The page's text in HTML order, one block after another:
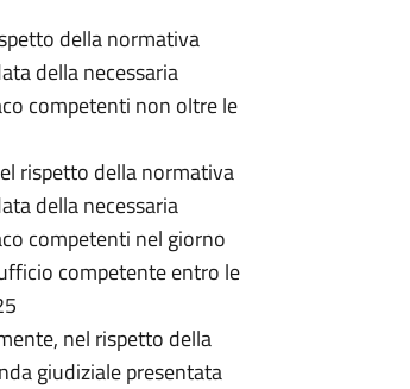
della normativa
della necessaria
competenti non oltre le
rispetto della normativa
della necessaria
competenti nel giorno
competente entro le
nel rispetto della
giudiziale presentata